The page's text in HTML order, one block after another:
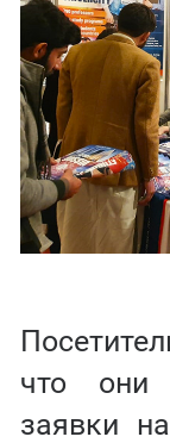
что они
заявки